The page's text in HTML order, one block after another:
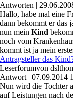
Antworten |
Hallo, habe mal eine
dann bekommt er das
nun mein Kind
noch vom
kommt ist ja mein
Antragsteller das
Leserforumvon
Antwort | 07.09.2014
Nun wird die Tochter
auf Leistungen nach